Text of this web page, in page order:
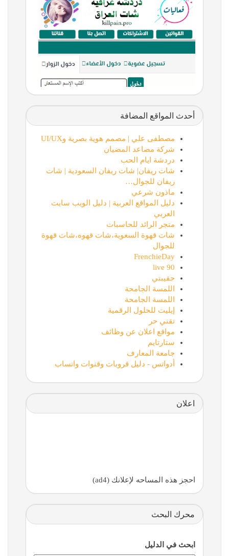
أحدث المواقع المضافة
مصطفى علي | مصمم هوية بصرية وUI/UX
شركة مصاعد المضيان
دردشة ايام الحب
شات ريفان| شات ريفان السعودية | شات
ريفان للجوال…
ماذون شرعي
دليل المواقع العربية | دليل الويب سايت
العربي
متجر الرائد للحاسبات
شات قهوة السعوية،شات قهوه،شات قهوة
للجوال
FrenchieDay
90 live
حقيبتي
اللمسة الجامحة
اللمسة الجامحة
إيليت للحلول الرقمية
تقني حر
مواقع اعلان عن وظائف
ستارتايم
جامعة المعارف
أدواتس - دليل قروبات وقنوات واتساب
اعلان
احجز هذه المساحه لإعلانك (ad4)
محرك البحث
ابحث في الدليل